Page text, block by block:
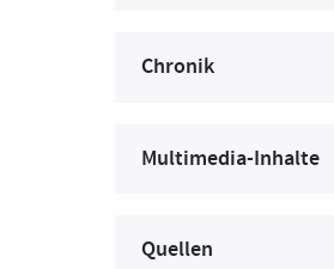
Chronik
Multimedia-Inhalte
Quellen